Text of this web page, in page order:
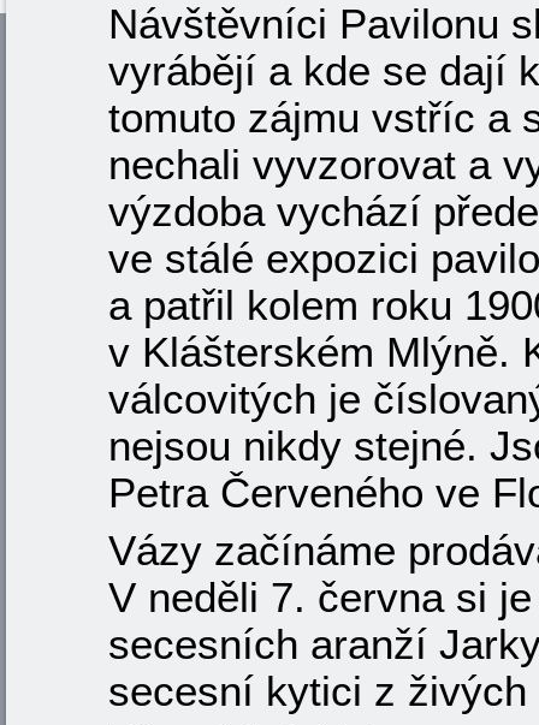
Návštěvníci Pavilonu
vyrábějí a kde se dají
tomuto zájmu vstříc a
nechali vyvzorovat a
výzdoba vychází
ve stálé expozici
a patřil kolem roku
v Klášterském Mlýně.
válcovitých je
nejsou nikdy stejné.
Petra Červeného ve
Vázy začínáme
V neděli 7. června si
secesních aranží
secesní kytici z živých